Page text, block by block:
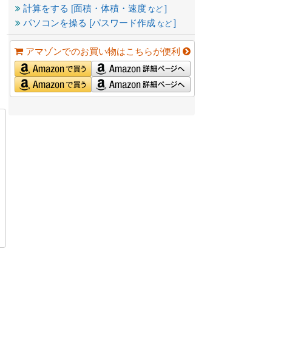
計算をする [面積・体積・速度 など ]
パソコンを操る [パスワード作成 など ]
アマゾンでのお買い物はこちらが便利